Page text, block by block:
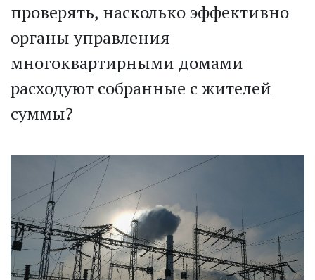
проверять, насколько эффективно
органы управления
многоквартирными домами
расходуют собранные с жителей
суммы?